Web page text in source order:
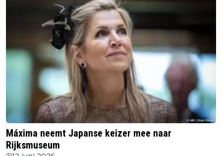
Máxima neemt Japanse keizer mee naar
Rijksmuseum